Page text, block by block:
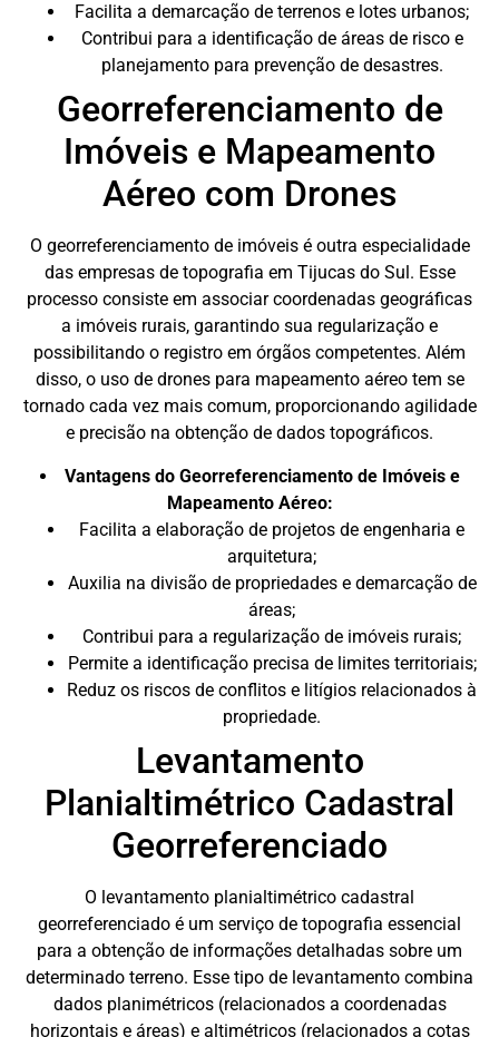
Facilita a demarcação de terrenos e lotes urbanos;
Contribui para a identificação de áreas de risco e
planejamento para prevenção de desastres.
Georreferenciamento de
Imóveis e Mapeamento
Aéreo com Drones
O georreferenciamento de imóveis é outra especialidade
das empresas de topografia em Tijucas do Sul. Esse
processo consiste em associar coordenadas geográficas
a imóveis rurais, garantindo sua regularização e
possibilitando o registro em órgãos competentes. Além
disso, o uso de drones para mapeamento aéreo tem se
tornado cada vez mais comum, proporcionando agilidade
e precisão na obtenção de dados topográficos.
Vantagens do Georreferenciamento de Imóveis e
Mapeamento Aéreo:
Facilita a elaboração de projetos de engenharia e
arquitetura;
Auxilia na divisão de propriedades e demarcação de
áreas;
Contribui para a regularização de imóveis rurais;
Permite a identificação precisa de limites territoriais;
Reduz os riscos de conflitos e litígios relacionados à
propriedade.
Levantamento
Planialtimétrico Cadastral
Georreferenciado
O levantamento planialtimétrico cadastral
georreferenciado é um serviço de topografia essencial
para a obtenção de informações detalhadas sobre um
determinado terreno. Esse tipo de levantamento combina
dados planimétricos (relacionados a coordenadas
horizontais e áreas) e altimétricos (relacionados a cotas